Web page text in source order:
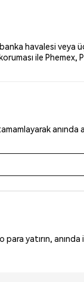
havalesi veya
ile Phemex,
anında
yatırın,